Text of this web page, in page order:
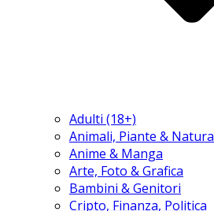
Adulti (18+)
Animali, Piante & Natura
Anime & Manga
Arte, Foto & Grafica
Bambini & Genitori
Cripto, Finanza, Politica